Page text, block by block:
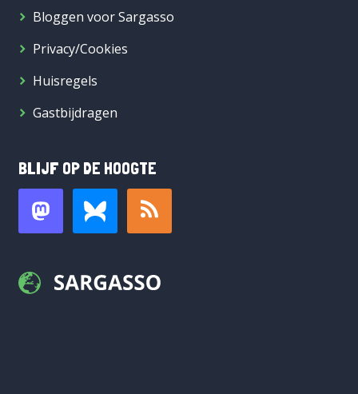
Bloggen voor Sargasso
Privacy/Cookies
Huisregels
Gastbijdragen
BLIJF OP DE HOOGTE